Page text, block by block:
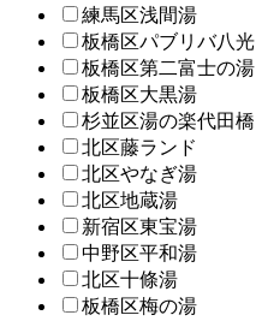
練馬区浅間湯
板橋区パブリバ八光
板橋区第二富士の湯
板橋区大黒湯
杉並区湯の楽代田橋
北区藤ランド
北区やなぎ湯
北区地蔵湯
新宿区東宝湯
中野区平和湯
北区十條湯
板橋区梅の湯